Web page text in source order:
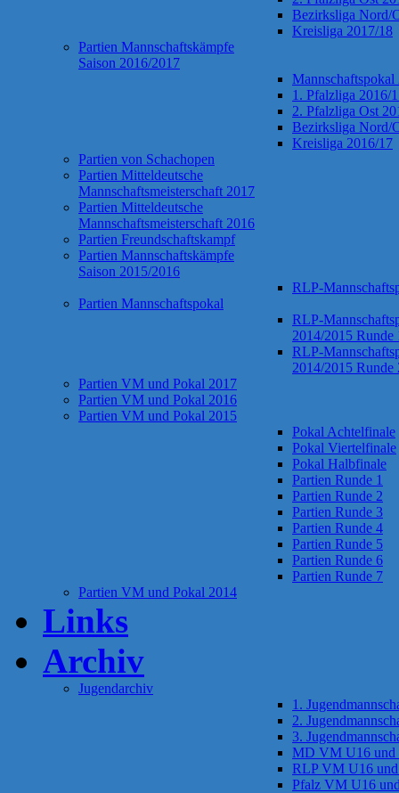
Bezirksliga Nord/
Kreisliga 2017/18
Partien Mannschaftskämpfe
Saison 2016/2017
Mannschaftspokal
1. Pfalzliga 2016/
2. Pfalzliga Ost
Bezirksliga Nord/
Kreisliga 2016/17
Partien von Schachopen
Partien Mitteldeutsche
Mannschaftsmeisterschaft 2017
Partien Mitteldeutsche
Mannschaftsmeisterschaft 2016
Partien Freundschaftskampf
Partien Mannschaftskämpfe
Saison 2015/2016
RLP-
Partien Mannschaftspokal
RLP-
2014/2015 Runde
RLP-
2014/2015 Runde
Partien VM und Pokal 2017
Partien VM und Pokal 2016
Partien VM und Pokal 2015
Pokal Achtelfinale
Pokal Viertelfinale
Pokal Halbfinale
Partien Runde 1
Partien Runde 2
Partien Runde 3
Partien Runde 4
Partien Runde 5
Partien Runde 6
Partien Runde 7
Partien VM und Pokal 2014
Links
Archiv
Jugendarchiv
1.
2.
3.
MD VM U16 und
RLP VM U16
Pfalz VM U16